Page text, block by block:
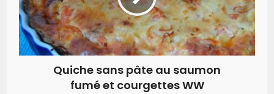
Quiche sans pâte au saumon
fumé et courgettes WW